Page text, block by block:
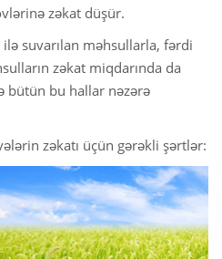
zəkat düşür.
suvarılan məhsullarla, fərdi
zəkat miqdarında da
bütün bu hallar nəzərə
zəkatı üçün gərəkli şərtlər: